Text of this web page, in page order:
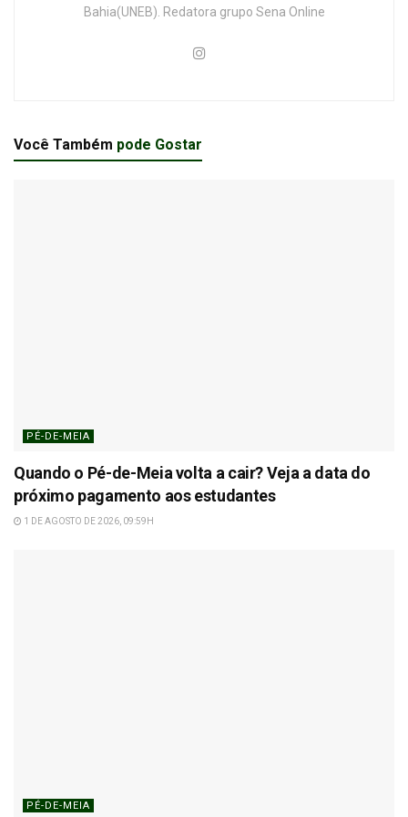
Bahia(UNEB). Redatora grupo Sena Online
Você Também pode Gostar
PÉ-DE-MEIA
Quando o Pé-de-Meia volta a cair? Veja a data do
próximo pagamento aos estudantes
1 DE AGOSTO DE 2026, 09:59H
PÉ-DE-MEIA